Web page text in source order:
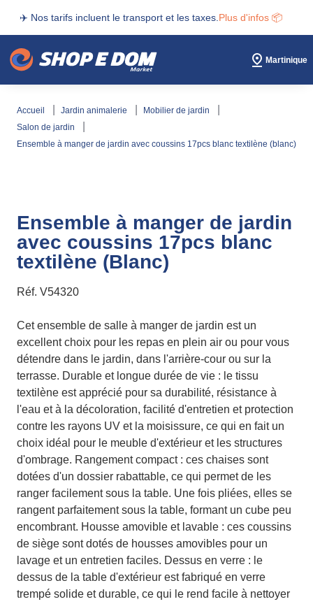
✈️ Nos tarifs incluent le transport et les taxes. Plus d'infos 📦
Martinique
accueil jardin animalerie
mobilier de jardin
salon de jardin
ensemble à manger de jardin avec coussins 17pcs blanc textilène (blanc)
Ensemble à manger de jardin
avec coussins 17pcs blanc
textilène (Blanc)
Réf. V54320
Cet ensemble de salle à manger de jardin est un
excellent choix pour les repas en plein air ou pour vous
détendre dans le jardin, dans l'arrière-cour ou sur la
terrasse. Durable et longue durée de vie : le tissu
textilène est apprécié pour sa durabilité, résistance à
l'eau et à la décoloration, facilité d'entretien et protection
contre les rayons UV et la moisissure, ce qui en fait un
choix idéal pour le meuble d'extérieur et les structures
d'ombrage. Rangement compact : ces chaises sont
dotées d'un dossier rabattable, ce qui permet de les
ranger facilement sous la table. Une fois pliées, elles se
rangent parfaitement sous la table, formant un cube peu
encombrant. Housse amovible et lavable : ces coussins
de siège sont dotés de housses amovibles pour un
lavage et un entretien faciles. Dessus en verre : le
dessus de la table d'extérieur est fabriqué en verre
trempé solide et durable, ce qui le rend facile à nettoyer